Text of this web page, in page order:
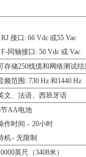
RJ 接口: 66 Vdc 或55 Vac
F-同轴接口: 50 Vdc 或 Vac
存储250线缆和网络测试结
频范围: 730 Hz 和1440 Hz
文、法语、西班牙语
AA电池
作时间 – 20小时
机– 无限制
英尺（3408米）